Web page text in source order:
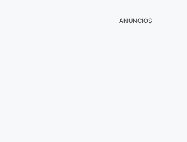
ANÚNCIOS